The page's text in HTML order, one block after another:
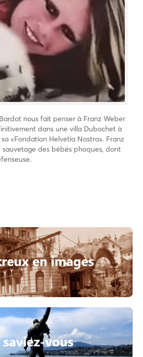
nous fait penser à Franz Weber
dans une villa Dubochet à
«Fondation Helvetia Nostra». Franz
des bébés phoques, dont